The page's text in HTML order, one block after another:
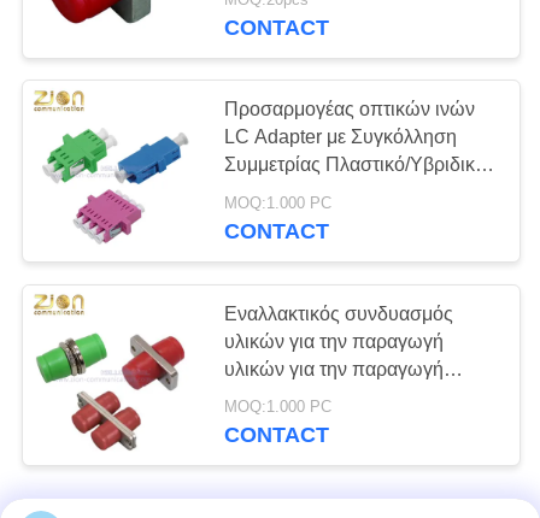
ευρέος εύρους θερμοκρασίας
CONTACT
Προσαρμογέας οπτικών ινών
LC Adapter με Συγκόλληση
Συμμετρίας Πλαστικό/Υβριδική
Κατασκευή για Εφαρμογές LC
SX/DX/QUAD
MOQ:1.000 PC
CONTACT
Εναλλακτικός συνδυασμός
υλικών για την παραγωγή
υλικών για την παραγωγή
υλικών για την παραγωγή
υλικών για την παραγωγή
MOQ:1.000 PC
CONTACT